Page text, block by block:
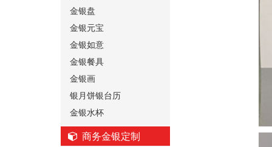
金银盘
金银元宝
金银如意
金银餐具
金银画
银月饼银台历
金银水杯
商务金银定制